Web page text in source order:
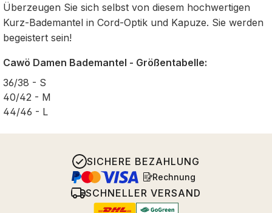
Überzeugen Sie sich selbst von diesem hochwertigen
Kurz-Bademantel in Cord-Optik und Kapuze. Sie werden
begeistert sein!
Cawö Damen Bademantel - Größentabelle:
36/38 - S
40/42 - M
44/46 - L
SICHERE BEZAHLUNG
Rechnung
SCHNELLER VERSAND